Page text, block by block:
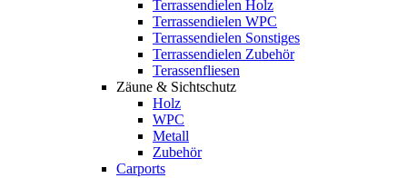
Terrassendielen Holz
Terrassendielen WPC
Terrassendielen Sonstiges
Terrassendielen Zubehör
Terassenfliesen
Zäune & Sichtschutz
Holz
WPC
Metall
Zubehör
Carports